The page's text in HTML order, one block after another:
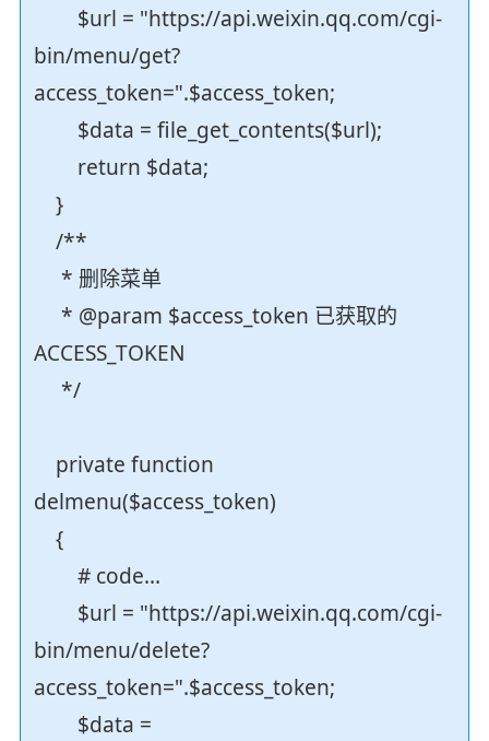
$url = "https://api.weixin.qq.com/cgi-
bin/menu/get?
access_token=".$access_token;
$data = file_get_contents($url);
return $data;
}
/**
* 删除菜单
* @param $access_token 已获取的
ACCESS_TOKEN
*/
private function
delmenu($access_token)
{
# code...
$url = "https://api.weixin.qq.com/cgi-
bin/menu/delete?
access_token=".$access_token;
$data =